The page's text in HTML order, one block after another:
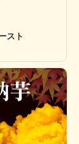
スト